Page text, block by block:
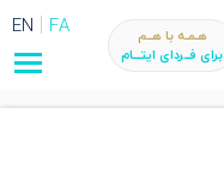
FA
EN
هـمـه با هــم
برای فــردای ایتـــام